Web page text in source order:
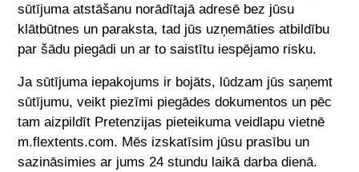
sūtījuma atstāšanu norādītajā adresē bez jūsu
klātbūtnes un paraksta, tad jūs uzņemāties atbildību
par šādu piegādi un ar to saistītu iespējamo risku.
Ja sūtījuma iepakojums ir bojāts, lūdzam jūs saņemt
sūtījumu, veikt piezīmi piegādes dokumentos un pēc
tam aizpildīt Pretenzijas pieteikuma veidlapu vietnē
m.flextents.com. Mēs izskatīsim jūsu prasību un
sazināsimies ar jums 24 stundu laikā darba dienā.